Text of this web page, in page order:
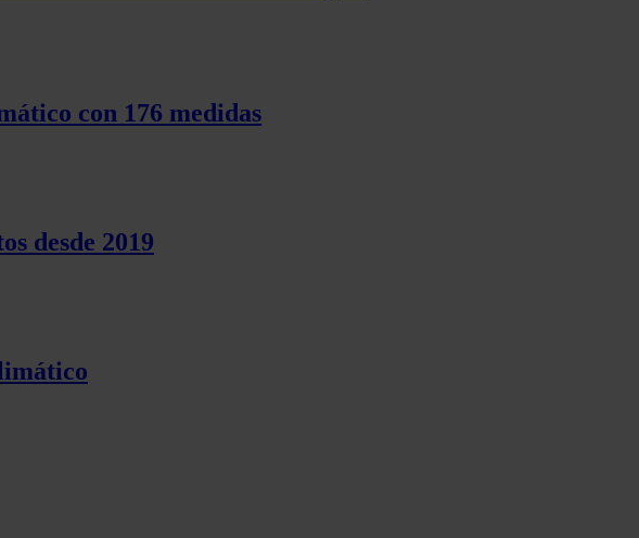
con 176 medidas
desde 2019